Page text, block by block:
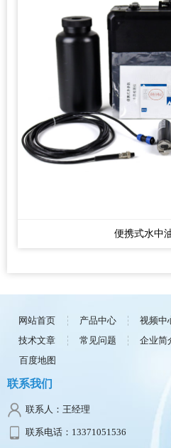
便携式水中
网站首页 产品中心 视频中
技术文章
常见问题 企业简
百度地图
联系我们
联系人：王经理
联系电话：13371051536